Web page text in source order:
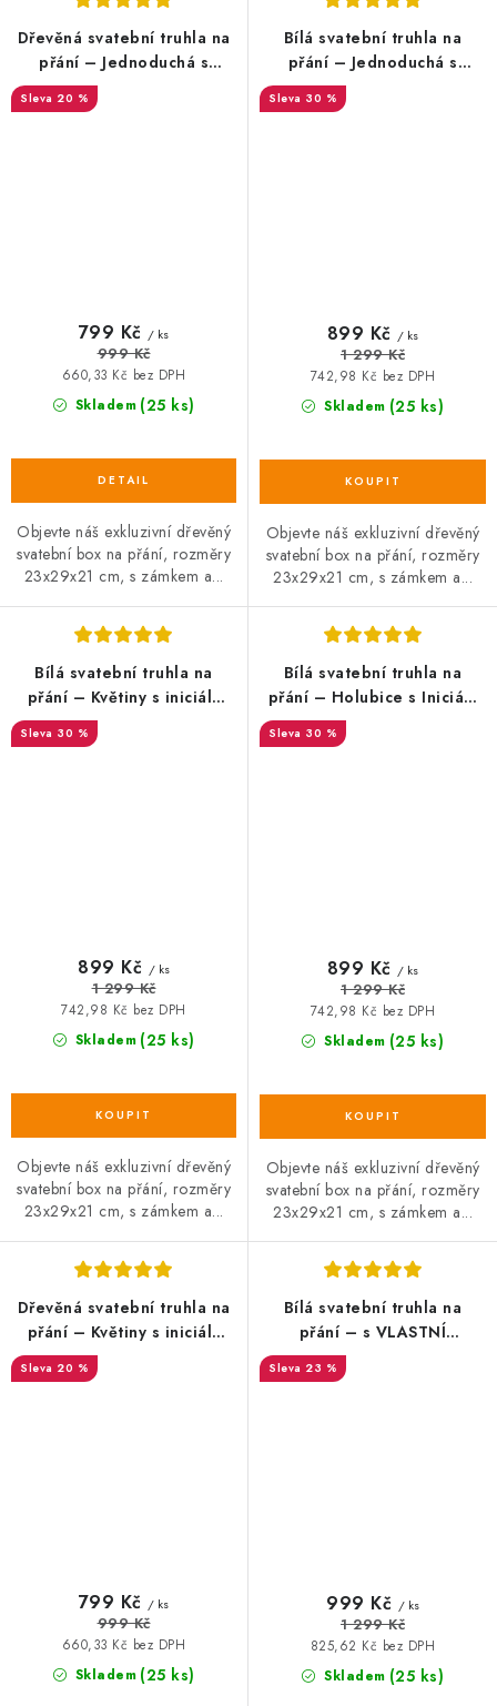
Dřevěná svatební truhla na
přání – Jednoduchá s
iniciály novomanželů
20 %
Skladem (25 ks)
660,33 Kč bez DPH
799 Kč / ks
999 Kč
Objevte náš exkluzivní dřevěný
svatební box na přání, rozměry
23x29x21 cm, s zámkem a...
Bílá svatební truhla na
přání – Jednoduchá s
iniciály novomanželů
30 %
Skladem (25 ks)
742,98 Kč bez DPH
899 Kč / ks
1 299 Kč
Objevte náš exkluzivní dřevěný
svatební box na přání, rozměry
23x29x21 cm, s zámkem a...
Bílá svatební truhla na
přání – Květiny s iniciály
novomanželů
30 %
Skladem (25 ks)
742,98 Kč bez DPH
899 Kč / ks
1 299 Kč
Objevte náš exkluzivní dřevěný
svatební box na přání, rozměry
23x29x21 cm, s zámkem a...
Bílá svatební truhla na
přání – Holubice s Iniciály
novomanželů
30 %
Skladem (25 ks)
742,98 Kč bez DPH
899 Kč / ks
1 299 Kč
Objevte náš exkluzivní dřevěný
svatební box na přání, rozměry
23x29x21 cm, s zámkem a...
Dřevěná svatební truhla na
přání – Květiny s iniciály
novomanželů
20 %
Skladem (25 ks)
660,33 Kč bez DPH
799 Kč / ks
999 Kč
Bílá svatební truhla na
přání – s VLASTNÍ
GRAFIKOU nebo TEXTEM
23 %
Skladem (25 ks)
825,62 Kč bez DPH
999 Kč / ks
1 299 Kč